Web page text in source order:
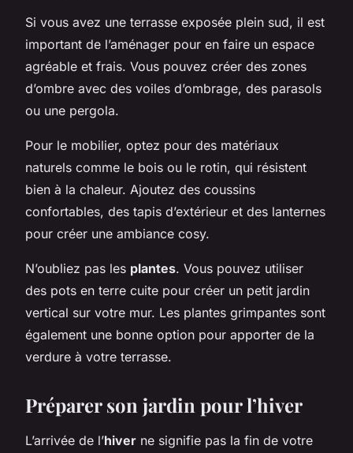
Si vous avez une terrasse exposée plein sud, il est
important de l’aménager pour en faire un espace
agréable et frais. Vous pouvez créer des zones
d’ombre avec des voiles d’ombrage, des parasols
ou une pergola.
Pour le mobilier, optez pour des matériaux
naturels comme le bois ou le rotin, qui résistent
bien à la chaleur. Ajoutez des coussins
confortables, des tapis d’extérieur et des lanternes
pour créer une ambiance cosy.
N’oubliez pas les plantes. Vous pouvez utiliser
des pots en terre cuite pour créer un petit jardin
vertical sur votre mur. Les plantes grimpantes sont
également une bonne option pour apporter de la
verdure à votre terrasse.
Préparer son jardin pour l’hiver
L’arrivée de l’hiver ne signifie pas la fin de votre